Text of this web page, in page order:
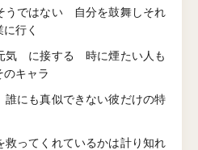
うではない 自分を鼓舞しそれ
行く
気 に接する 時に煙たい人も
のキャラ
にも真似できない彼だけの特
救ってくれているかは計り知れ